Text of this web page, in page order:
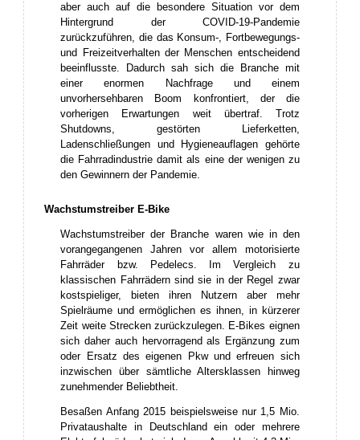
aber auch auf die besondere Situation vor dem
Hintergrund der COVID-19-Pandemie
zurückzuführen, die das Konsum-, Fortbewegungs-
und Freizeitverhalten der Menschen entscheidend
beeinflusste. Dadurch sah sich die Branche mit
einer enormen Nachfrage und einem
unvorhersehbaren Boom konfrontiert, der die
vorherigen Erwartungen weit übertraf. Trotz
Shutdowns, gestörten Lieferketten,
Ladenschließungen und Hygieneauflagen gehörte
die Fahrradindustrie damit als eine der wenigen zu
den Gewinnern der Pandemie.
Wachstumstreiber E-Bike
Wachstumstreiber der Branche waren wie in den
vorangegangenen Jahren vor allem motorisierte
Fahrräder bzw. Pedelecs. Im Vergleich zu
klassischen Fahrrädern sind sie in der Regel zwar
kostspieliger, bieten ihren Nutzern aber mehr
Spielräume und ermöglichen es ihnen, in kürzerer
Zeit weite Strecken zurückzulegen. E-Bikes eignen
sich daher auch hervorragend als Ergänzung zum
oder Ersatz des eigenen Pkw und erfreuen sich
inzwischen über sämtliche Altersklassen hinweg
zunehmender Beliebtheit.
Besaßen Anfang 2015 beispielsweise nur 1,5 Mio.
Privataushalte in Deutschland ein oder mehrere